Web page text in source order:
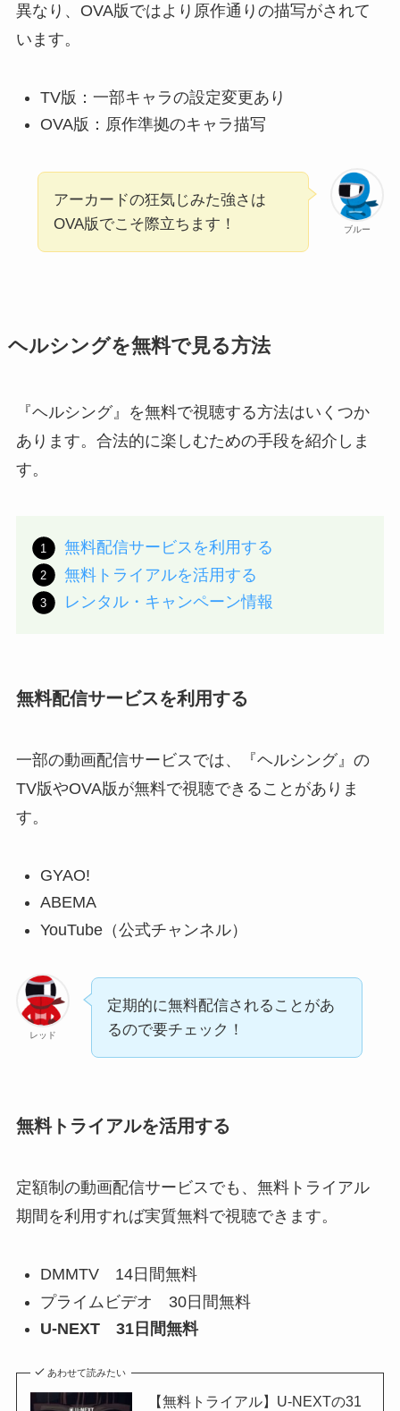
異なり、OVA版ではより原作通りの描写がされて
います。
TV版：一部キャラの設定変更あり
OVA版：原作準拠のキャラ描写
ブルー
アーカードの狂気じみた強さは
OVA版でこそ際立ちます！
ヘルシングを無料で見る方法
『ヘルシング』を無料で視聴する方法はいくつか
あります。合法的に楽しむための手段を紹介しま
す。
無料配信サービスを利用する
無料トライアルを活用する
レンタル・キャンペーン情報
無料配信サービスを利用する
一部の動画配信サービスでは、『ヘルシング』の
TV版やOVA版が無料で視聴できることがありま
す。
GYAO!
ABEMA
YouTube（公式チャンネル）
レッド
定期的に無料配信されることがあ
るので要チェック！
無料トライアルを活用する
定額制の動画配信サービスでも、無料トライアル
期間を利用すれば実質無料で視聴できます。
DMMTV 14日間無料
プライムビデオ 30日間無料
U-NEXT 31日間無料
あわせて読みたい
【無料トライアル】U-NEXTの31